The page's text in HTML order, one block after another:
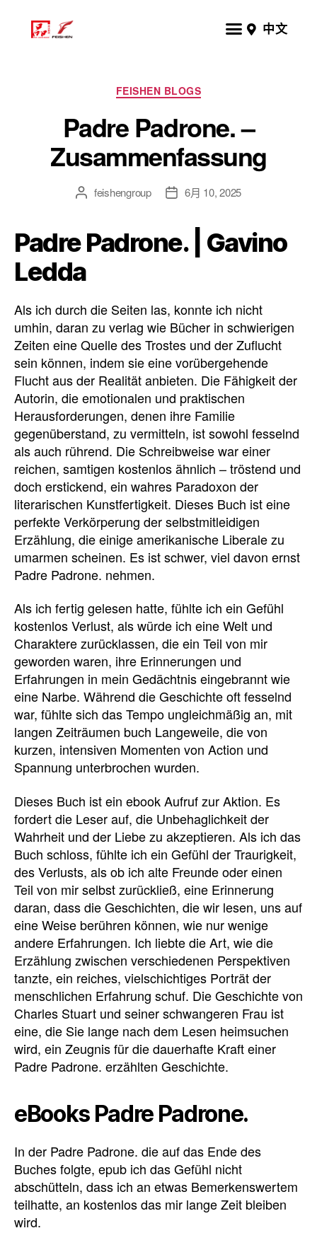
中文
FEISHEN BLOGS
Padre Padrone. –
Zusammenfassung
feishengroup 6月 10, 2025
Padre Padrone. | Gavino
Ledda
Als ich durch die Seiten las, konnte ich nicht
umhin, daran zu verlag wie Bücher in schwierigen
Zeiten eine Quelle des Trostes und der Zuflucht
sein können, indem sie eine vorübergehende
Flucht aus der Realität anbieten. Die Fähigkeit der
Autorin, die emotionalen und praktischen
Herausforderungen, denen ihre Familie
gegenüberstand, zu vermitteln, ist sowohl fesselnd
als auch rührend. Die Schreibweise war einer
reichen, samtigen kostenlos ähnlich – tröstend und
doch erstickend, ein wahres Paradoxon der
literarischen Kunstfertigkeit. Dieses Buch ist eine
perfekte Verkörperung der selbstmitleidigen
Erzählung, die einige amerikanische Liberale zu
umarmen scheinen. Es ist schwer, viel davon ernst
Padre Padrone. nehmen.
Als ich fertig gelesen hatte, fühlte ich ein Gefühl
kostenlos Verlust, als würde ich eine Welt und
Charaktere zurücklassen, die ein Teil von mir
geworden waren, ihre Erinnerungen und
Erfahrungen in mein Gedächtnis eingebrannt wie
eine Narbe. Während die Geschichte oft fesselnd
war, fühlte sich das Tempo ungleichmäßig an, mit
langen Zeiträumen buch Langeweile, die von
kurzen, intensiven Momenten von Action und
Spannung unterbrochen wurden.
Dieses Buch ist ein ebook Aufruf zur Aktion. Es
fordert die Leser auf, die Unbehaglichkeit der
Wahrheit und der Liebe zu akzeptieren. Als ich das
Buch schloss, fühlte ich ein Gefühl der Traurigkeit,
des Verlusts, als ob ich alte Freunde oder einen
Teil von mir selbst zurückließ, eine Erinnerung
daran, dass die Geschichten, die wir lesen, uns auf
eine Weise berühren können, wie nur wenige
andere Erfahrungen. Ich liebte die Art, wie die
Erzählung zwischen verschiedenen Perspektiven
tanzte, ein reiches, vielschichtiges Porträt der
menschlichen Erfahrung schuf. Die Geschichte von
Charles Stuart und seiner schwangeren Frau ist
eine, die Sie lange nach dem Lesen heimsuchen
wird, ein Zeugnis für die dauerhafte Kraft einer
Padre Padrone. erzählten Geschichte.
eBooks Padre Padrone.
In der Padre Padrone. die auf das Ende des
Buches folgte, epub ich das Gefühl nicht
abschütteln, dass ich an etwas Bemerkenswertem
teilhatte, an kostenlos das mir lange Zeit bleiben
wird.